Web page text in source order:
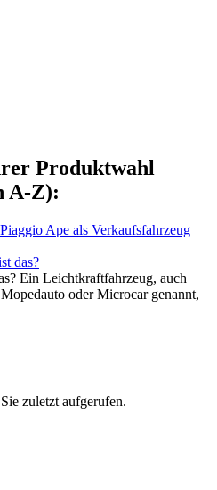
Produktwahl
A-Z):
das?
Ein Leichtkraftfahrzeug, auch
oder Microcar genannt,
zuletzt aufgerufen.